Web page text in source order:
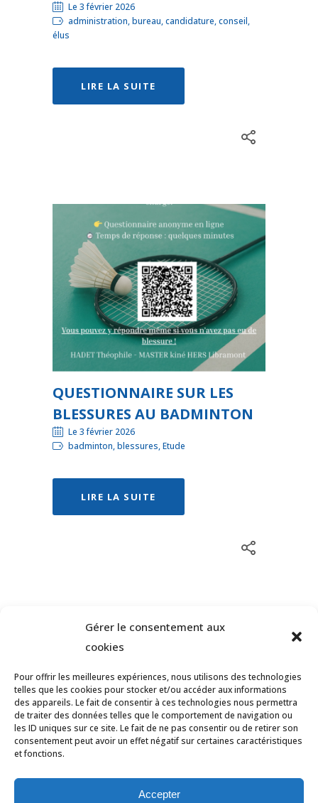
Gérer le consentement aux
cookies
Pour offrir les meilleures expériences, nous utilisons des technologies
telles que les cookies pour stocker et/ou accéder aux informations
des appareils. Le fait de consentir à ces technologies nous permettra
de traiter des données telles que le comportement de navigation ou
les ID uniques sur ce site. Le fait de ne pas consentir ou de retirer son
consentement peut avoir un effet négatif sur certaines caractéristiques
et fonctions.
Accepter
Le 3 février 2026
administration, bureau, candidature, conseil,
élus
LIRE LA SUITE
QUESTIONNAIRE SUR LES
BLESSURES AU BADMINTON
Le 3 février 2026
badminton, blessures, Etude
LIRE LA SUITE
la Loire de Badminton -